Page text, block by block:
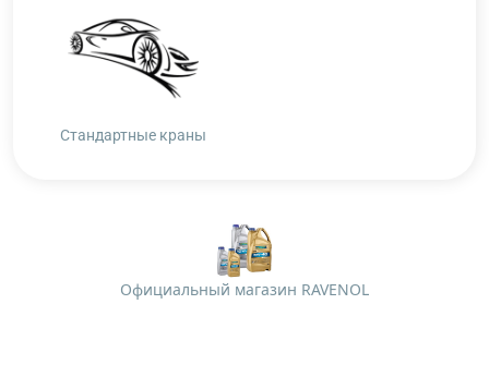
Стандартные краны
Официальный магазин RAVENOL